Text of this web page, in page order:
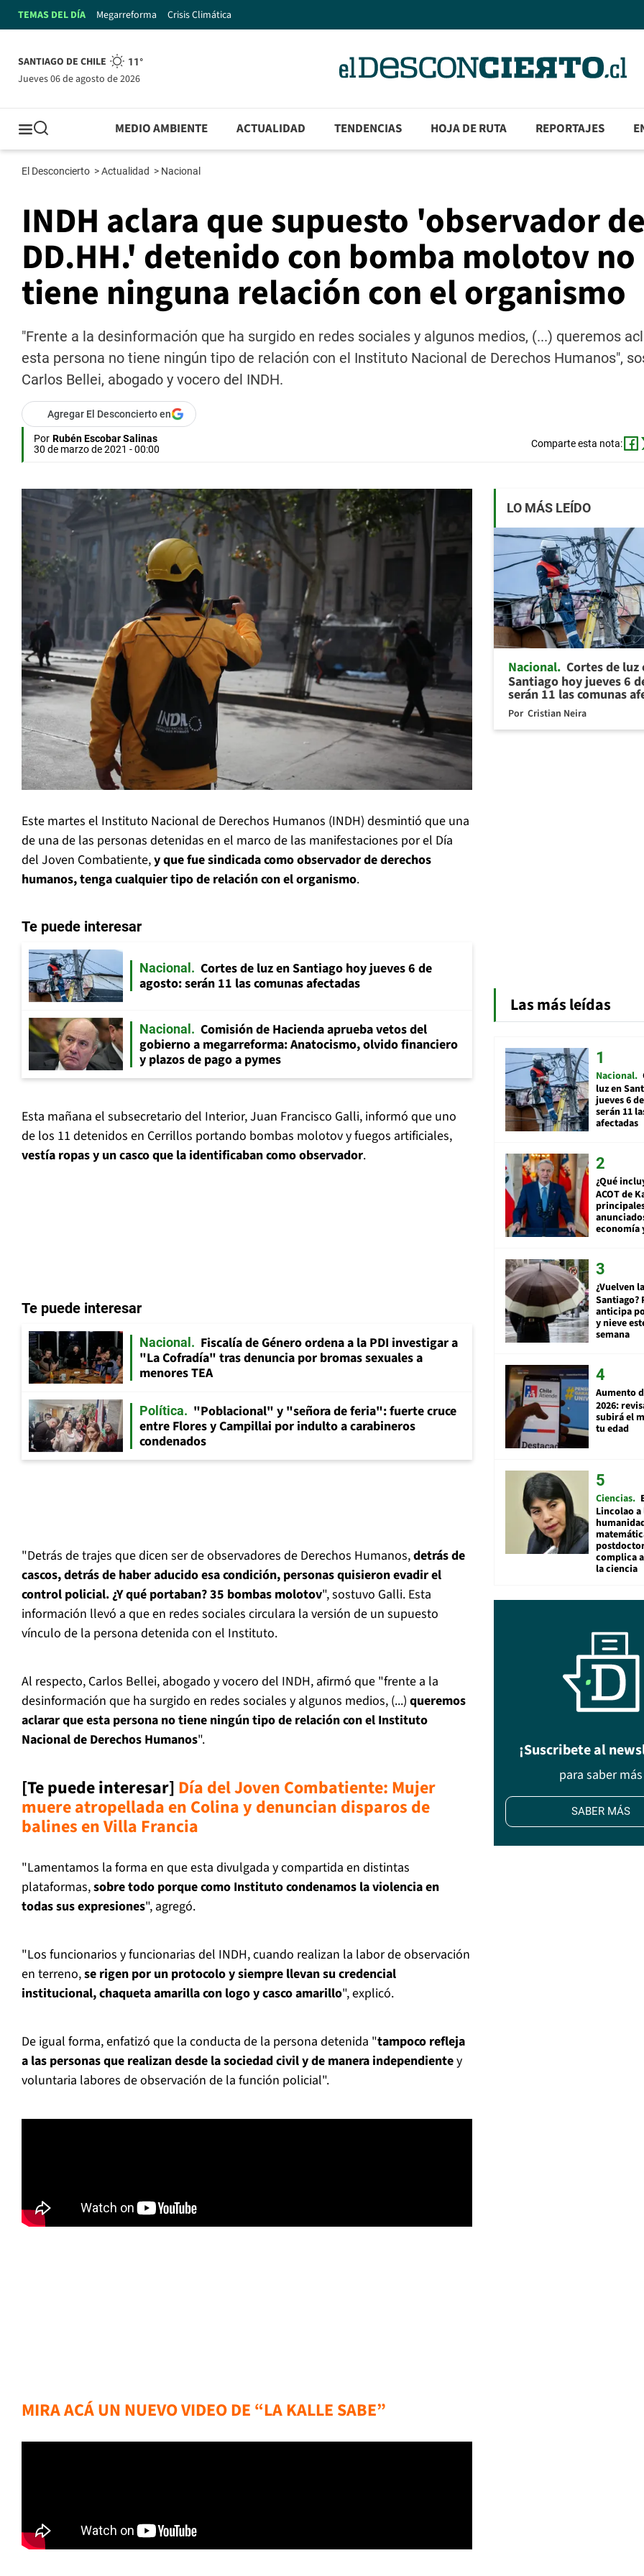
TEMAS DEL DÍA Megarreforma Crisis Climática
SANTIAGO DE CHILE 11°
jueves 06 de agosto de 2026
MEDIO AMBIENTE ACTUALIDAD TENDENCIAS HOJA DE RUTA REPORTAJES
El Desconcierto >Actualidad > Nacional
INDH aclara que supuesto 'observador de
DD.HH.' detenido con bomba molotov no
tiene ninguna relación con el organismo
"Frente a la desinformación que ha surgido en redes sociales y algunos medios, (...) queremos
esta persona no tiene ningún tipo de relación con el Instituto Nacional de Derechos Humanos",
Carlos Bellei, abogado y vocero del INDH.
Agregar El Desconcierto en
Por Rubén Escobar Salinas
30 de marzo de 2021 - 00:00
Comparte esta nota:
Este martes el Instituto Nacional de Derechos Humanos (INDH) desmintió que una
de una de las personas detenidas en el marco de las manifestaciones por el Día
del Joven Combatiente,y que fue sindicada como observador de derechos
humanos, tenga cualquier tipo de relación con el organismo.
Te puede interesar
Nacional
Cortes de luz en Santiago hoy jueves 6 de
agosto: serán 11 las comunas afectadas
Nacional
Comisión de Hacienda aprueba vetos del
gobierno a megarreforma: Anatocismo, olvido financiero
y plazos de pago a pymes
Esta mañana el subsecretario del Interior, Juan Francisco Galli, informó que uno
de los 11 detenidos en Cerrillos portando bombas molotov y fuegos artificiales,
vestía ropas y un casco que la identificaban como observador.
Te puede interesar
Nacional
Fiscalía de Género ordena a la PDI investigar a
"La Cofradía" tras denuncia por bromas sexuales a
menores TEA
Política
"Poblacional" y "señora de feria": fuerte cruce
entre Flores y Campillai por indulto a carabineros
condenados
"Detrás de trajes que dicen ser de observadores de Derechos Humanos,detrás de
cascos, detrás de haber aducido esa condición, personas quisieron evadir el
control policial. ¿Y qué portaban? 35 bombas molotov", sostuvo Galli. Esta
información llevó a que en redes sociales circulara la versión de un supuesto
vínculo de la persona detenida con el Instituto.
Al respecto, Carlos Bellei, abogado y vocero del INDH, afirmó que "frente a la
desinformación que ha surgido en redes sociales y algunos medios, (...) queremos
aclarar que esta persona no tiene ningún tipo de relación con el Instituto
Nacional de Derechos Humanos".
[Te puede interesar] Día del Joven Combatiente: Mujer
muere atropellada en Colina y denuncian disparos de
balines en Villa Francia
"Lamentamos la forma en que esta divulgada y compartida en distintas
plataformas,sobre todo porque como Instituto condenamos la violencia en
todas sus expresiones", agregó.
"Los funcionarios y funcionarias del INDH, cuando realizan la labor de observación
en terreno,se rigen por un protocolo y siempre llevan su credencial
institucional, chaqueta amarilla con logo y casco amarillo", explicó.
De igual forma, enfatizó que la conducta de la persona detenida "tampoco refleja
a las personas que realizan desde la sociedad civil y de manera independientey
voluntaria labores de observación de la función policial".
MIRA ACÁ UN NUEVO VIDEO DE “LA KALLE SABE”
LO MÁS LEÍDO
Nacional Cortes de luz
Santiago hoy jueves 6
serán 11 las comunas
Por Cristian Neira
Las más leídas
Nacional
luz en
jueves 6
serán 11
afectadas
¿Qué
ACOT de
economía
¿Vuelven
Santiago?
anticipa
y nieve
semana
Aumento
2026:
subirá el
tu edad
Ciencias
Lincolao a
complica
la ciencia
¡Suscribete al
para saber más
SABER MÁS